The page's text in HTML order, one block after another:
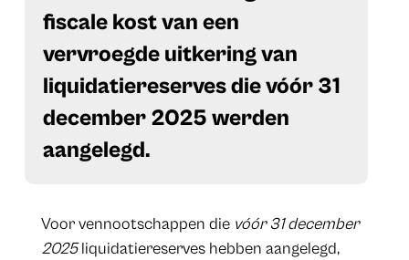
fiscale kost van een
vervroegde uitkering van
liquidatiereserves die vóór 31
december 2025 werden
aangelegd.
​Voor vennootschappen die vóór 31 december
2025liquidatiereserves hebben aangelegd,